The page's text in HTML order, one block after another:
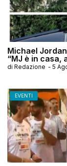
Michael
“MJ è in casa,
di Redazione - 5
EVENTI